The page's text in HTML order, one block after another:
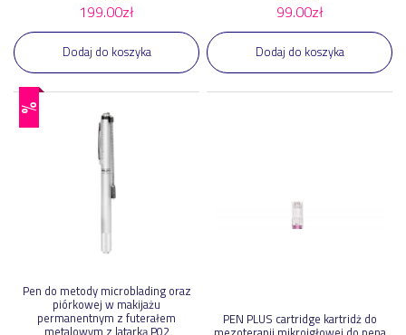
199.00zł
Dodaj do koszyka
99.00zł
Dodaj do koszyka
%
Pen do metody microblading oraz
piórkowej w makijażu
permanentnym z futerałem
metalowym z latarką P02
PEN PLUS cartridge kartridż do